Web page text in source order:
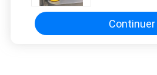
boisson
Continuer